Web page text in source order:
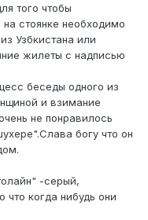
того чтобы
стоянке необходимо
Узбкистана или
жилеты с надписью
беседы одного из
и взимание
не понравилось
богу что он
-серый,
когда нибудь они